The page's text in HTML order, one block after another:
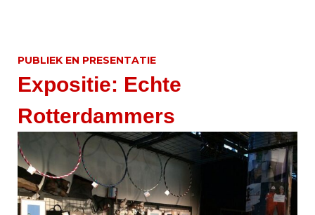
PUBLIEK EN PRESENTATIE
Expositie: Echte
Rotterdammers